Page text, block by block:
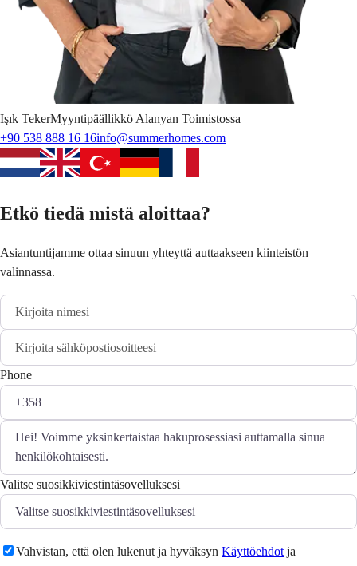
Işık TekerMyyntipäällikkö Alanyan Toimistossa
+90 538 888 16 16info@summerhomes.com
Etkö tiedä mistä aloittaa?
Asiantuntijamme ottaa sinuun yhteyttä auttaakseen kiinteistön
valinnassa.
Phone
Valitse suosikkiviestintäsovelluksesi
Vahvistan, että olen lukenut ja hyväksyn Käyttöehdot ja